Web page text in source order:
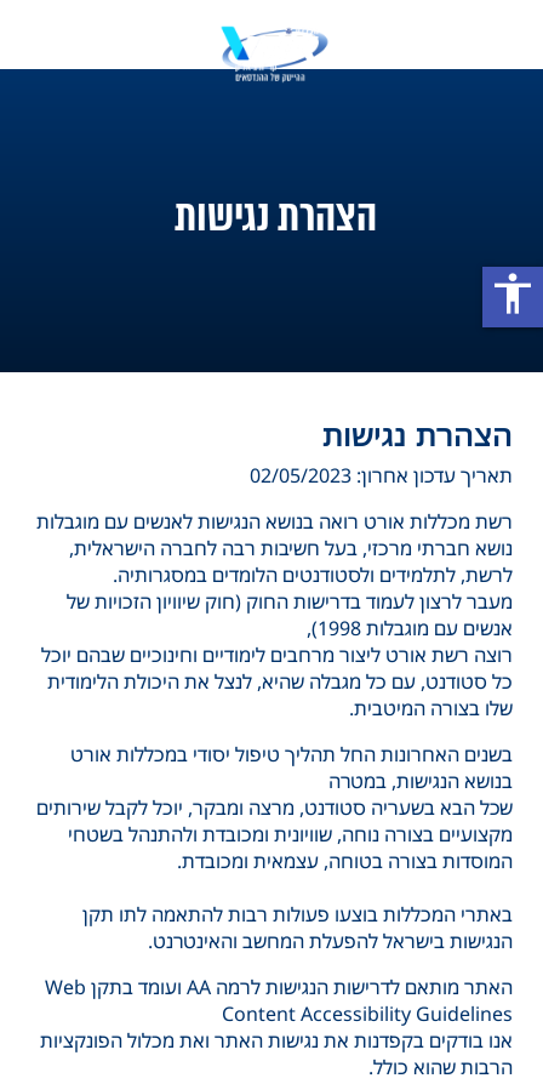
הצהרת נגישות
הצהרת נגישות
תאריך עדכון אחרון: 02/05/2023
רשת מכללות אורט רואה בנושא הנגישות לאנשים עם מוגבלות
נושא חברתי מרכזי, בעל חשיבות רבה לחברה הישראלית,
לרשת, לתלמידים ולסטודנטים הלומדים במסגרותיה.
מעבר לרצון לעמוד בדרישות החוק (חוק שיוויון הזכויות של
אנשים עם מוגבלות 1998),
רוצה רשת אורט ליצור מרחבים לימודיים וחינוכיים שבהם יוכל
כל סטודנט, עם כל מגבלה שהיא, לנצל את היכולת הלימודית
שלו בצורה המיטבית.
בשנים האחרונות החל תהליך טיפול יסודי במכללות אורט
בנושא הנגישות, במטרה
שכל הבא בשעריה סטודנט, מרצה ומבקר, יוכל לקבל שירותים
מקצועיים בצורה נוחה, שוויונית ומכובדת ולהתנהל בשטחי
המוסדות בצורה בטוחה, עצמאית ומכובדת.
באתרי המכללות בוצעו פעולות רבות להתאמה לתו תקן
הנגישות בישראל להפעלת המחשב והאינטרנט.
האתר מותאם לדרישות הנגישות לרמה AA ועומד בתקן Web
Content Accessibility Guidelines
אנו בודקים בקפדנות את נגישות האתר ואת מכלול הפונקציות
הרבות שהוא כולל.
accessibility